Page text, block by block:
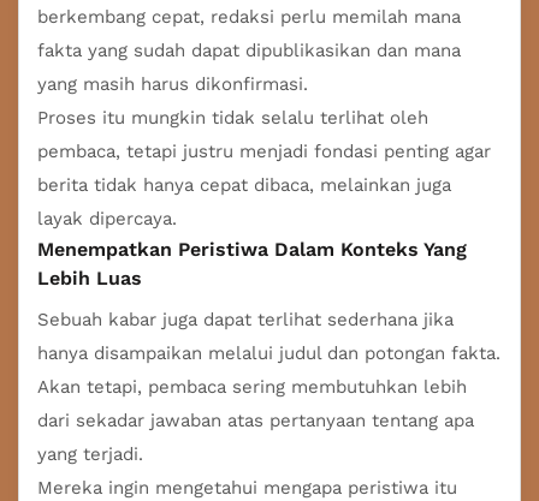
berkembang cepat, redaksi perlu memilah mana
fakta yang sudah dapat dipublikasikan dan mana
yang masih harus dikonfirmasi.
Proses itu mungkin tidak selalu terlihat oleh
pembaca, tetapi justru menjadi fondasi penting agar
berita tidak hanya cepat dibaca, melainkan juga
layak dipercaya.
Menempatkan Peristiwa Dalam Konteks Yang
Lebih Luas
Sebuah kabar juga dapat terlihat sederhana jika
hanya disampaikan melalui judul dan potongan fakta.
Akan tetapi, pembaca sering membutuhkan lebih
dari sekadar jawaban atas pertanyaan tentang apa
yang terjadi.
Mereka ingin mengetahui mengapa peristiwa itu